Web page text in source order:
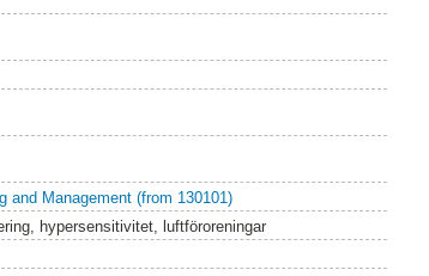
and Management (from 130101)
hypersensitivitet, luftföroreningar